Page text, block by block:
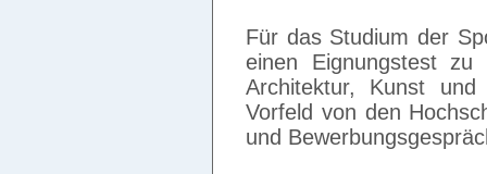
Für das Studium der
einen Eignungstest
Architektur, Kunst
Vorfeld von den
und